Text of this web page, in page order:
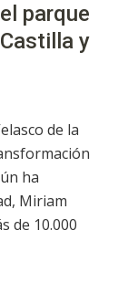
parque
y
de la
ha
Miriam
de 10.000